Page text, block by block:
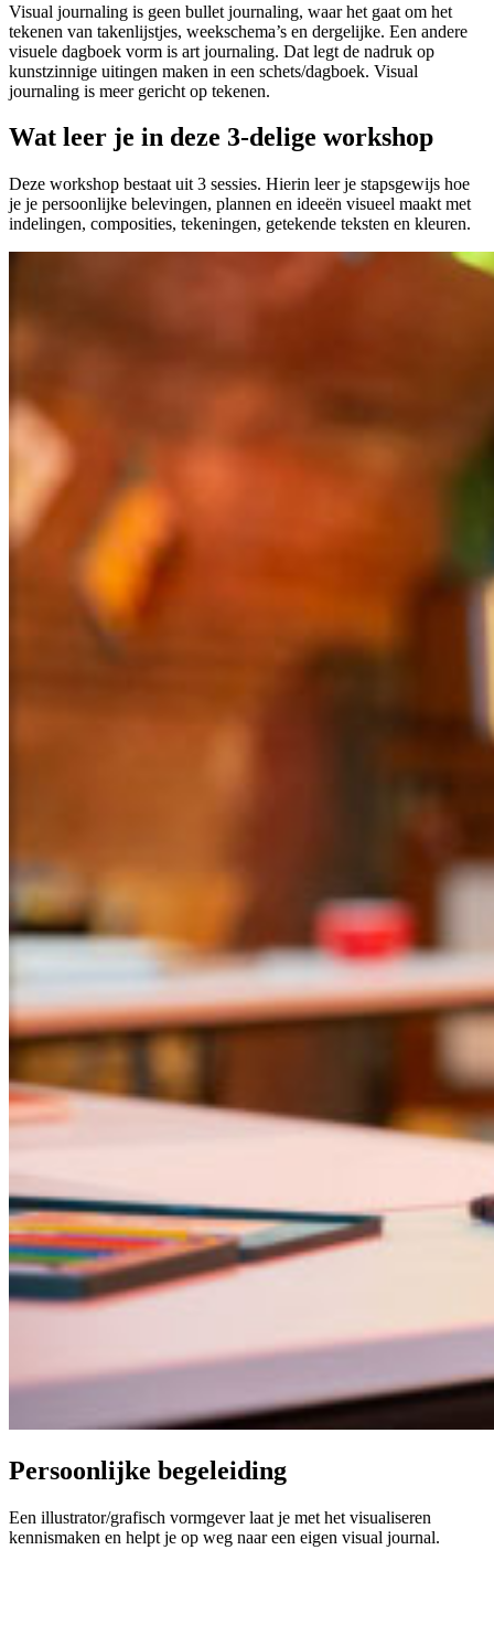
Visual journaling is geen bullet journaling, waar het gaat om het
tekenen van takenlijstjes, weekschema’s en dergelijke. Een andere
visuele dagboek vorm is art journaling. Dat legt de nadruk op
kunstzinnige uitingen maken in een schets/dagboek. Visual
journaling is meer gericht op tekenen.
Wat leer je in deze 3-delige workshop
Deze workshop bestaat uit 3 sessies. Hierin leer je stapsgewijs hoe
je je persoonlijke belevingen, plannen en ideeën visueel maakt met
indelingen, composities, tekeningen, getekende teksten en kleuren.
Persoonlijke begeleiding
Een illustrator/grafisch vormgever laat je met het visualiseren
kennismaken en helpt je op weg naar een eigen visual journal.